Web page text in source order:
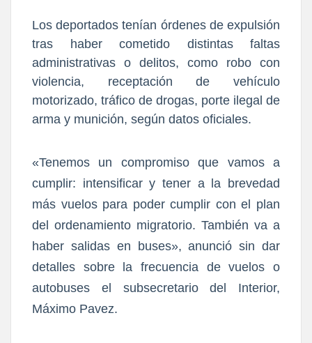
Los deportados tenían órdenes de expulsión
tras haber cometido distintas faltas
administrativas o delitos, como robo con
violencia, receptación de vehículo
motorizado, tráfico de drogas, porte ilegal de
arma y munición, según datos oficiales.
«Tenemos un compromiso que vamos a
cumplir: intensificar y tener a la brevedad
más vuelos para poder cumplir con el plan
del ordenamiento migratorio. También va a
haber salidas en buses», anunció sin dar
detalles sobre la frecuencia de vuelos o
autobuses el subsecretario del Interior,
Máximo Pavez.